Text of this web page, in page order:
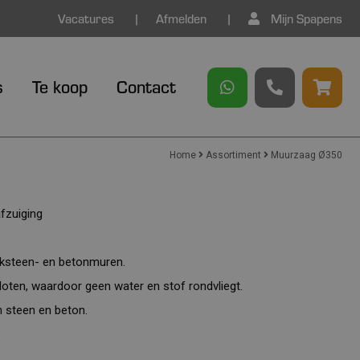
Vacatures Afmelden Mijn Spapens
Te koop Contact
Home Assortiment Muurzaag Ø350
en betonmuren.
waardoor geen water en stof rondvliegt.
steen en beton.